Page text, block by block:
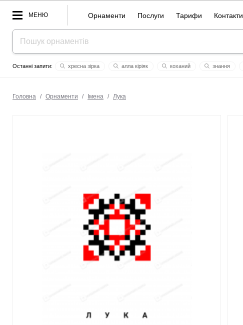
МЕНЮ Орнаменти Послуги Тарифи Контакти
хресна зірка алла кіріяк коханий знання
Головна / Орнаменти / Імена / Лука